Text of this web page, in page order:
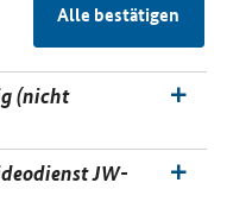
Alle bestätigen
(nicht
JW-